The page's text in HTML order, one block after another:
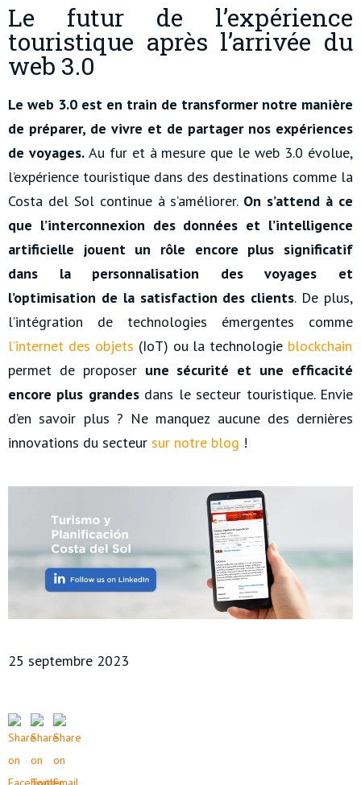
Le futur de l’expérience
touristique après l’arrivée du
web 3.0
Le web 3.0 est en train de transformer notre manière
de préparer, de vivre et de partager nos expériences
de voyages. Au fur et à mesure que le web 3.0 évolue,
l’expérience touristique dans des destinations comme la
Costa del Sol continue à s’améliorer. On s’attend à ce
que l’interconnexion des données et l’intelligence
artificielle jouent un rôle encore plus significatif
dans la personnalisation des voyages et
l’optimisation de la satisfaction des clients. De plus,
l’intégration de technologies émergentes comme
l’internet des objets (IoT) ou la technologie blockchain
permet de proposer une sécurité et une efficacité
encore plus grandes dans le secteur touristique. Envie
d’en savoir plus ? Ne manquez aucune des dernières
innovations du secteur sur notre blog !
25 septembre 2023